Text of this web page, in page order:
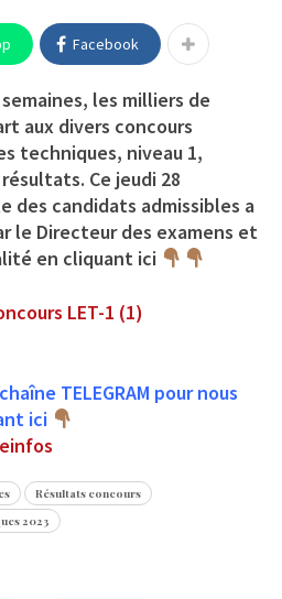
Facebook
les milliers de
aux divers concours
techniques, niveau 1,
Ce jeudi 28
des candidats admissibles a
le Directeur des examens et
en cliquant ici
LET-1 (1)
TELEGRAM pour nous
ici
Résultats concours
2023